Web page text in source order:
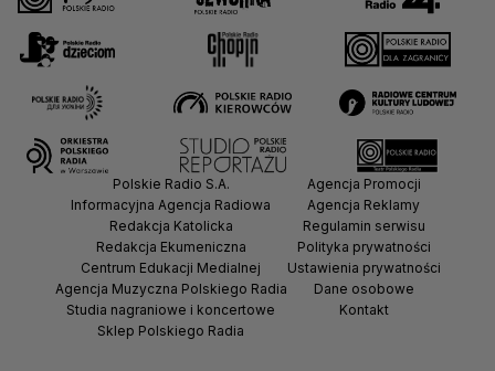
Polskie Radio S.A.
Informacyjna Agencja Radiowa
Redakcja Katolicka
Redakcja Ekumeniczna
Centrum Edukacji Medialnej
Agencja Muzyczna Polskiego Radia
Studia nagraniowe i koncertowe
Sklep Polskiego Radia
Agencja Promocji
Agencja Reklamy
Regulamin serwisu
Polityka prywatności
Ustawienia prywatności
Dane osobowe
Kontakt